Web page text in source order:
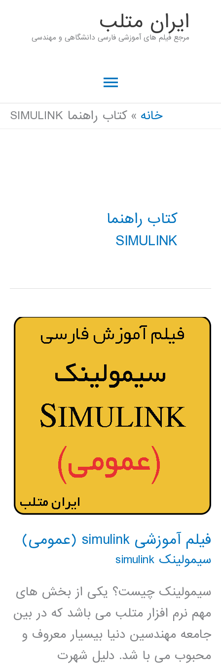
ايران متلب
مرجع فیلم های آموزشی فارسی دانشگاهی و مهندسی
فهرست
اصلی
خانه کتاب راهنما SIMULINK
کتاب راهنما
SIMULINK
فیلم آموزشی simulink (عمومی)
سیمولینک simulink
سیمولینک چیست؟ یکی از بخش های
مهم نرم افزار متلب می باشد که در بین
جامعه مهندسین دنیا بیسیار معروف و
محبوب می با شد. دلیل شهرت